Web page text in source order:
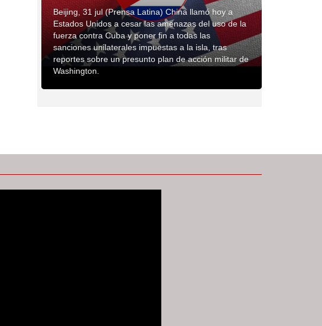
Beijing, 31 jul (Prensa Latina) China llamó hoy a
Estados Unidos a cesar las amenazas del uso de la
fuerza contra Cuba y poner fin a todas las
sanciones unilaterales impuestas a la isla, tras
reportes sobre un presunto plan de acción militar de
Washington.